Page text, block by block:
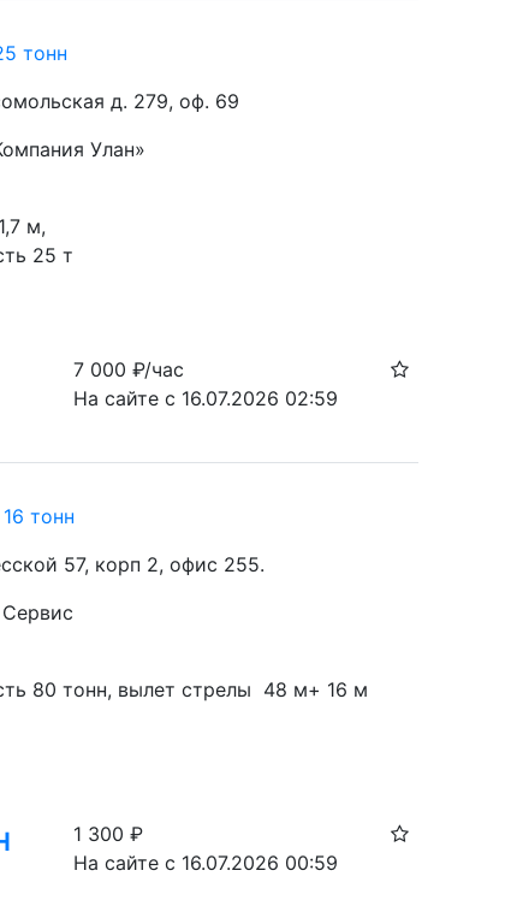
тонн
д. 279, оф. 69
Улан»
м,
25 т
7 000₽/час
На сайте с 16.07.2026 02:59
тонн
57, корп 2, офис 255.
Сервис
80 тонн, вылет стрелы  48 м+ 16 м
1 300₽
На сайте с 16.07.2026 00:59